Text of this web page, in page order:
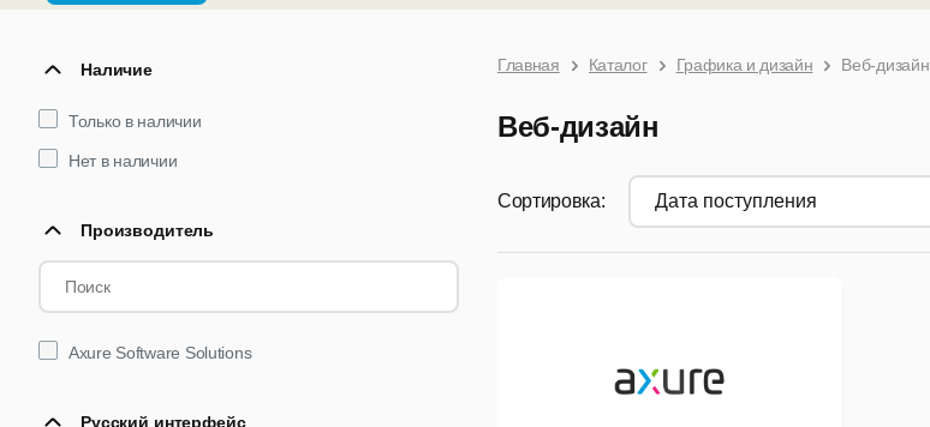
Главная Каталог Графика и дизайн Веб-дизайн
Веб-дизайн
Сортировка: дата поступления
Наличие
Только в наличии
Нет в наличии
Производитель
Axure Software Solutions
Русский интерфейс